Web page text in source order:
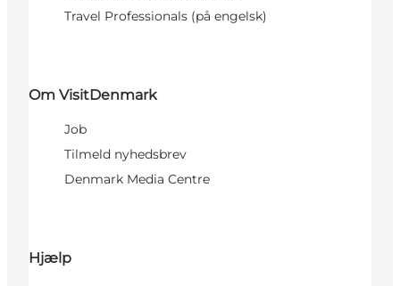
Travel Professionals (på engelsk)
Om VisitDenmark
Job
Tilmeld nyhedsbrev
Denmark Media Centre
Hjælp